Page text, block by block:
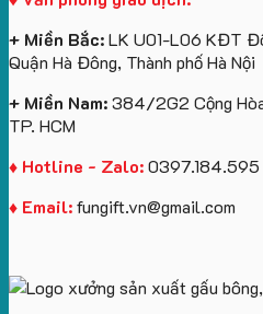
+ Miền Bắc:LK U01-L06 KĐT
Quận Hà Đông, Thành phố Hà Nội
+ Miền Nam:384/2G2 Cộng
TP. HCM
♦ Hotline - Zalo:
♦ Email:fungift.vn@gmail.com